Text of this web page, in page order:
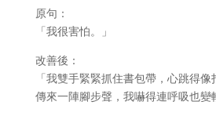
原句：
「我很害怕。」
改善後：
「我雙手緊緊抓住書包帶，心跳得
傳來一陣腳步聲，我嚇得連呼吸也變